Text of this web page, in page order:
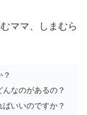
ママ、しまむら
なのがあるの？
いいのですか？